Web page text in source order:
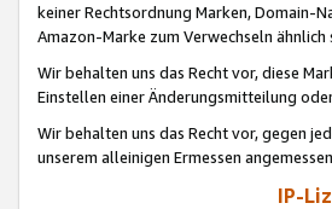
keiner Rechtsordnung Marken, Domain-
Amazon-Marke zum Verwechseln ähnlich
Wir behalten uns das Recht vor, diese
Einstellen einer Änderungsmitteilung
Wir behalten uns das Recht vor, gegen
unserem alleinigen Ermessen
IP-